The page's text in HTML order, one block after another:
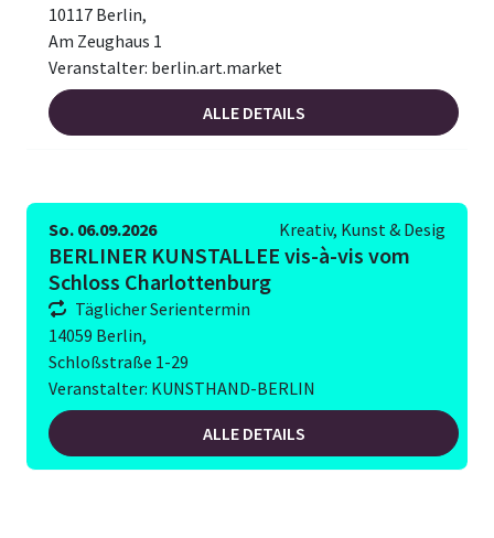
10117 Berlin,
Am Zeughaus 1
Veranstalter: berlin.art.market
ALLE DETAILS
So. 06.09.2026 Kreativ, Kunst & Desig
BERLINER KUNSTALLEE vis-à-vis vom
Schloss Charlottenburg
Täglicher Serientermin
14059 Berlin,
Schloßstraße 1-29
Veranstalter: KUNSTHAND-BERLIN
ALLE DETAILS